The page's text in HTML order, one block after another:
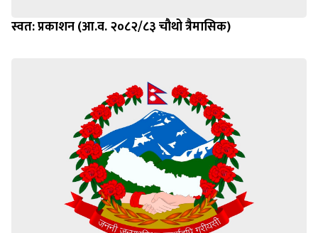
स्वत: प्रकाशन (आ.व. २०८२/८३ चौथो त्रैमासिक)